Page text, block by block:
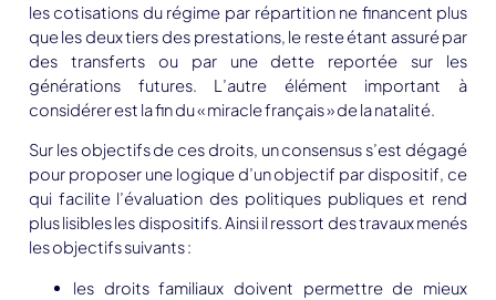
les cotisations du régime par répartition ne financent plus
que les deux tiers des prestations, le reste étant assuré par
des transferts ou par une dette reportée sur les
générations futures. L’autre élément important à
considérer est la fin du « miracle français » de la natalité.
Sur les objectifs de ces droits, un consensus s’est dégagé
pour proposer une logique d’un objectif par dispositif, ce
qui facilite l’évaluation des politiques publiques et rend
plus lisibles les dispositifs. Ainsi il ressort des travaux menés
les objectifs suivants :
les droits familiaux doivent permettre de mieux